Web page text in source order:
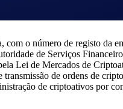
o número de registo da
de Serviços
Lei de Mercados de
de ordens de
de criptoativos por